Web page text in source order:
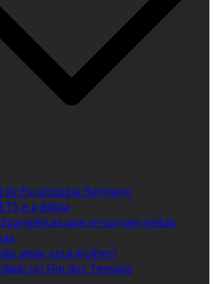
de Escatologia Bereiano
e a Bíblia
que se tornam seitas
amar esta mulher?
no Fim dos Tempos